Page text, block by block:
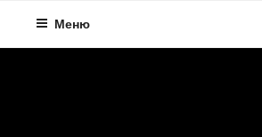
Меню